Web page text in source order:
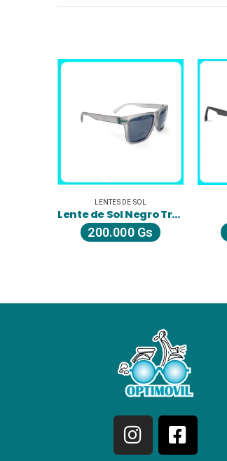
LENTES DE SOL
Lente de Sol Negro Transparente
200.000 Gs